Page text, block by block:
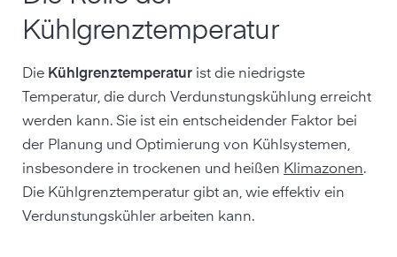
Kühlgrenztemperatur
Die Kühlgrenztemperatur ist die niedrigste
Temperatur, die durch Verdunstungskühlung erreicht
werden kann. Sie ist ein entscheidender Faktor bei
der Planung und Optimierung von Kühlsystemen,
insbesondere in trockenen und heißen Klimazonen.
Die Kühlgrenztemperatur gibt an, wie effektiv ein
Verdunstungskühler arbeiten kann.